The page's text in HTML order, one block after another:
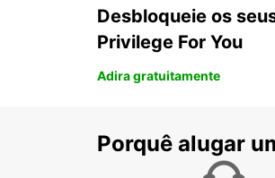
Desbloqueie os
Privilege For You
Adira gratuitamente
Porquê alugar